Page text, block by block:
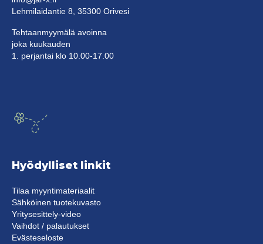
Lehmilaidantie 8, 35300 Orivesi
Tehtaanmyymälä avoinna
joka kuukauden
1. perjantai klo 10.00-17.00
Hyödylliset linkit
Tilaa myyntimateriaalit
Sähköinen tuotekuvasto
Yritysesittely-video
Vaihdot / palautukset
Evästeseloste